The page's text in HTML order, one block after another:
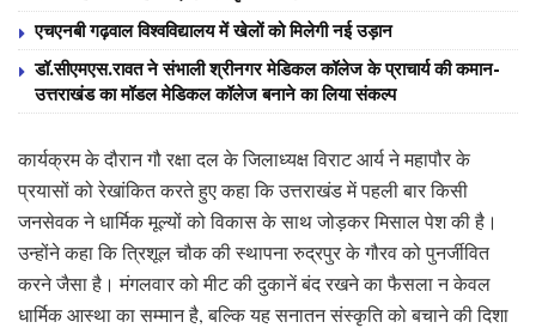
एचएनबी गढ़वाल विश्वविद्यालय में खेलों को मिलेगी नई उड़ान
डॉ.सीएमएस.रावत ने संभाली श्रीनगर मेडिकल कॉलेज के प्राचार्य की कमान-
उत्तराखंड का मॉडल मेडिकल कॉलेज बनाने का लिया संकल्प
कार्यक्रम के दौरान गौ रक्षा दल के जिलाध्यक्ष विराट आर्य ने महापौर के
प्रयासों को रेखांकित करते हुए कहा कि उत्तराखंड में पहली बार किसी
जनसेवक ने धार्मिक मूल्यों को विकास के साथ जोड़कर मिसाल पेश की है।
उन्होंने कहा कि त्रिशूल चौक की स्थापना रुद्रपुर के गौरव को पुनर्जीवित
करने जैसा है। मंगलवार को मीट की दुकानें बंद रखने का फैसला न केवल
धार्मिक आस्था का सम्मान है, बल्कि यह सनातन संस्कृति को बचाने की दिशा